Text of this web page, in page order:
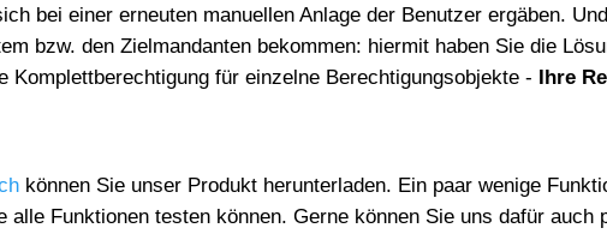
bei einer erneuten manuellen Anlage der Benutzer ergäben.
bzw. den Zielmandanten bekommen: hiermit haben Sie die
Komplettberechtigung für einzelne Berechtigungsobjekte - Ihre
können Sie unser Produkt herunterladen. Ein paar wenige
alle Funktionen testen können. Gerne können Sie uns dafür auch